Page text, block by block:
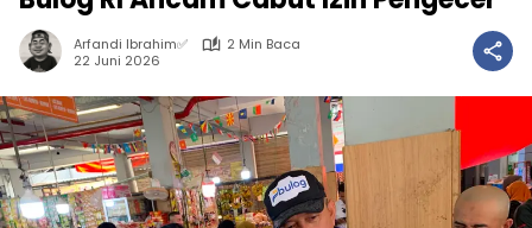
Arfandi Ibrahim✅
2 Min Baca
22 Juni 2026